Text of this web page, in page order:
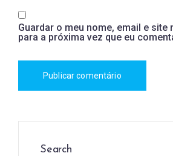
Guardar o meu nome, email e site
para a próxima vez que eu
Search